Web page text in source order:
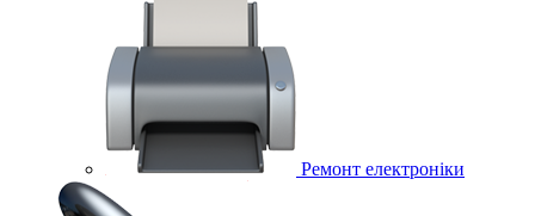
Ремонт електроніки